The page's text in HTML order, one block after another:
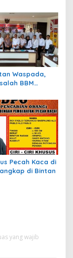
dan
Waspada,
BBM
Pecah Kaca di
di Bintan
yang wajib